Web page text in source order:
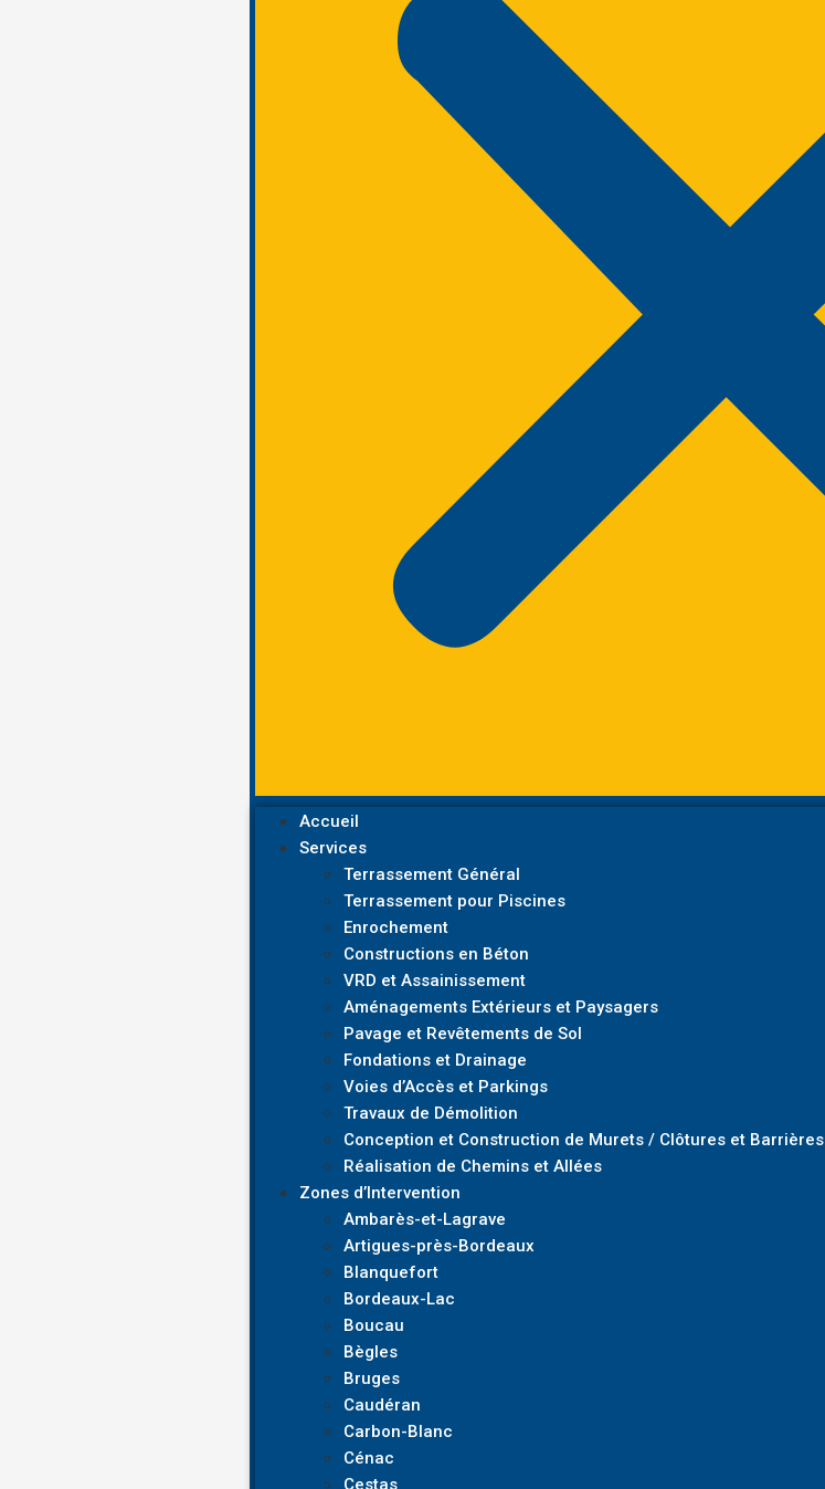
Accueil
Services
Terrassement Général
Terrassement pour Piscines
Enrochement
Constructions en Béton
VRD et Assainissement
Aménagements Extérieurs et Paysagers
Pavage et Revêtements de Sol
Fondations et Drainage
Voies d’Accès et Parkings
Travaux de Démolition
Conception et Construction de Murets / Clôtures et Barrières
Réalisation de Chemins et Allées
Zones d’Intervention
Ambarès-et-Lagrave
Artigues-près-Bordeaux
Blanquefort
Bordeaux-Lac
Boucau
Bègles
Bruges
Caudéran
Carbon-Blanc
Cénac
Cestas